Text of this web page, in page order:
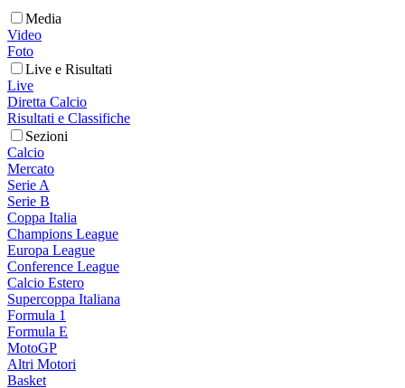
Media
Video
Foto
Live e Risultati
Live
Diretta Calcio
Risultati e Classifiche
Sezioni
Calcio
Mercato
Serie A
Serie B
Coppa Italia
Champions League
Europa League
Conference League
Calcio Estero
Supercoppa Italiana
Formula 1
Formula E
MotoGP
Altri Motori
Basket